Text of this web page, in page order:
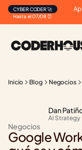
Hasta el 07/08 ⏰
CYBER CODER 🚀
Inicio Blog Negocios
Dan
AI Strategy
Negocios
Google